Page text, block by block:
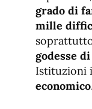
grado di
mille
godesse
Istituzioni
economico